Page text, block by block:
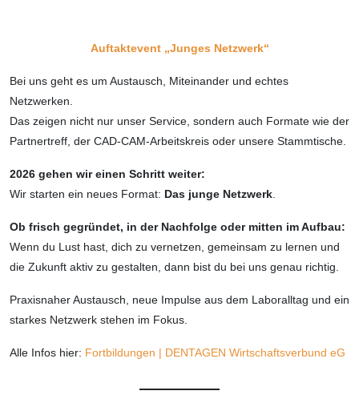
Auftaktevent „Junges Netzwerk“
Bei uns geht es um Austausch, Miteinander und echtes
Netzwerken.
Das zeigen nicht nur unser Service, sondern auch Formate wie der
Partnertreff, der CAD-CAM-Arbeitskreis oder unsere Stammtische.
2026 gehen wir einen Schritt weiter:
Wir starten ein neues Format: Das junge Netzwerk
Ob frisch gegründet, in der Nachfolge oder mitten im Aufbau:
Wenn du Lust hast, dich zu vernetzen, gemeinsam zu lernen und
die Zukunft aktiv zu gestalten, dann bist du bei uns genau richtig.
Praxisnaher Austausch, neue Impulse aus dem Laboralltag und ein
starkes Netzwerk stehen im Fokus.
Alle Infos hier: Fortbildungen | DENTAGEN Wirtschaftsverbund eG